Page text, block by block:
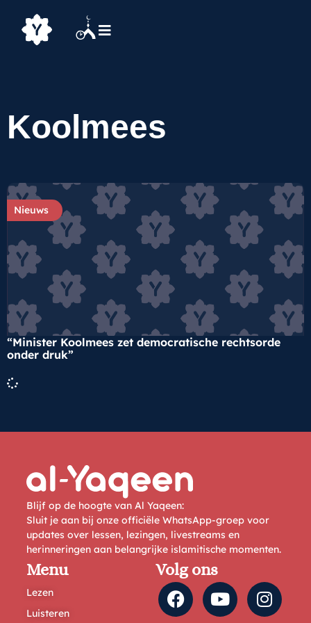
Koolmees
Nieuws
“Minister Koolmees zet democratische rechtsorde
onder druk”
Blijf op de hoogte van Al Yaqeen:
Sluit je aan bij onze officiële WhatsApp-groep voor
updates over lessen, lezingen, livestreams en
herinneringen aan belangrijke islamitische momenten.
Menu
Lezen
Luisteren
Volg ons